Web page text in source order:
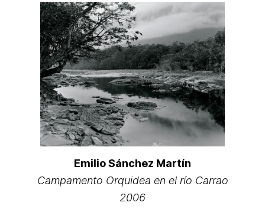
Emilio Sánchez Martín
Campamento Orquidea en el río Carrao
2006